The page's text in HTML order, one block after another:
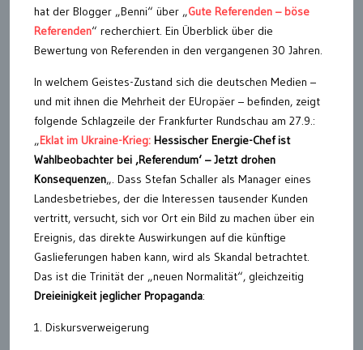
hat der Blogger „Benni“ über „Gute Referenden – böse
Referenden“ recherchiert. Ein Überblick über die
Bewertung von Referenden in den vergangenen 30 Jahren.
In welchem Geistes-Zustand sich die deutschen Medien –
und mit ihnen die Mehrheit der EUropäer – befinden, zeigt
folgende Schlagzeile der Frankfurter Rundschau am 27.9.:
„Eklat im Ukraine-Krieg: Hessischer Energie-Chef ist
Wahlbeobachter bei ‚Referendum‘ – Jetzt drohen
Konsequenzen„. Dass Stefan Schaller als Manager eines
Landesbetriebes, der die Interessen tausender Kunden
vertritt, versucht, sich vor Ort ein Bild zu machen über ein
Ereignis, das direkte Auswirkungen auf die künftige
Gaslieferungen haben kann, wird als Skandal betrachtet.
Das ist die Trinität der „neuen Normalität“, gleichzeitig
Dreieinigkeit jeglicher Propaganda:
1. Diskursverweigerung